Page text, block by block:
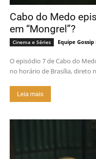
Cabo do Medo
em “Mongrel”?
Cinema e Séries Equipe
O episódio 7 de Cabo do
no horário de Brasília, direto
Leia mais